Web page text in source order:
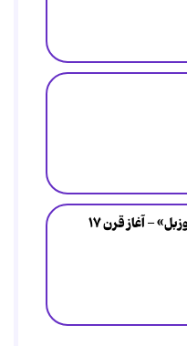
آیین کهن «نوروزبل» - آغاز قرن ۱۷